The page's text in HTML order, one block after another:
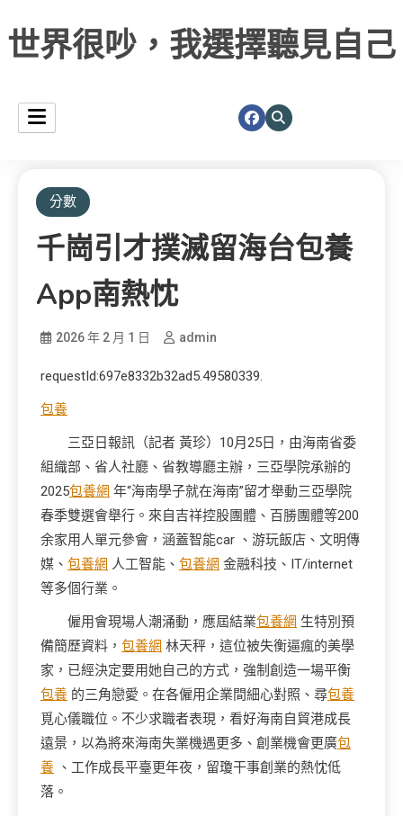
世界很吵，我選擇聽見自己
分數
千崗引才撲滅留海台包養
App南熱忱
2026 年 2 月 1 日 admin
requestId:697e8332b32ad5.49580339.
包養
三亞日報訊（記者 黃珍）10月25日，由海南省委
組織部、省人社廳、省教導廳主辦，三亞學院承辦的
2025包養網 年“海南學子就在海南”留才舉動三亞學院
春季雙選會舉行。來自吉祥控股團體、百勝團體等200
余家用人單元參會，涵蓋智能car 、游玩飯店、文明傳
媒、 包養網 人工智能、 包養網 金融科技、IT/internet
等多個行業。
僱用會現場人潮涌動，應屆結業包養網 生特別預
備簡歷資料， 包養網 林天秤，這位被失衡逼瘋的美學
家，已經決定要用她自己的方式，強制創造一場平衡
包養 的三角戀愛。在各僱用企業間細心對照、尋包養
覓心儀職位。不少求職者表現，看好海南自貿港成長
遠景，以為將來海南失業機遇更多、創業機會更廣包
養 、工作成長平臺更年夜，留瓊干事創業的熱忱低
落。